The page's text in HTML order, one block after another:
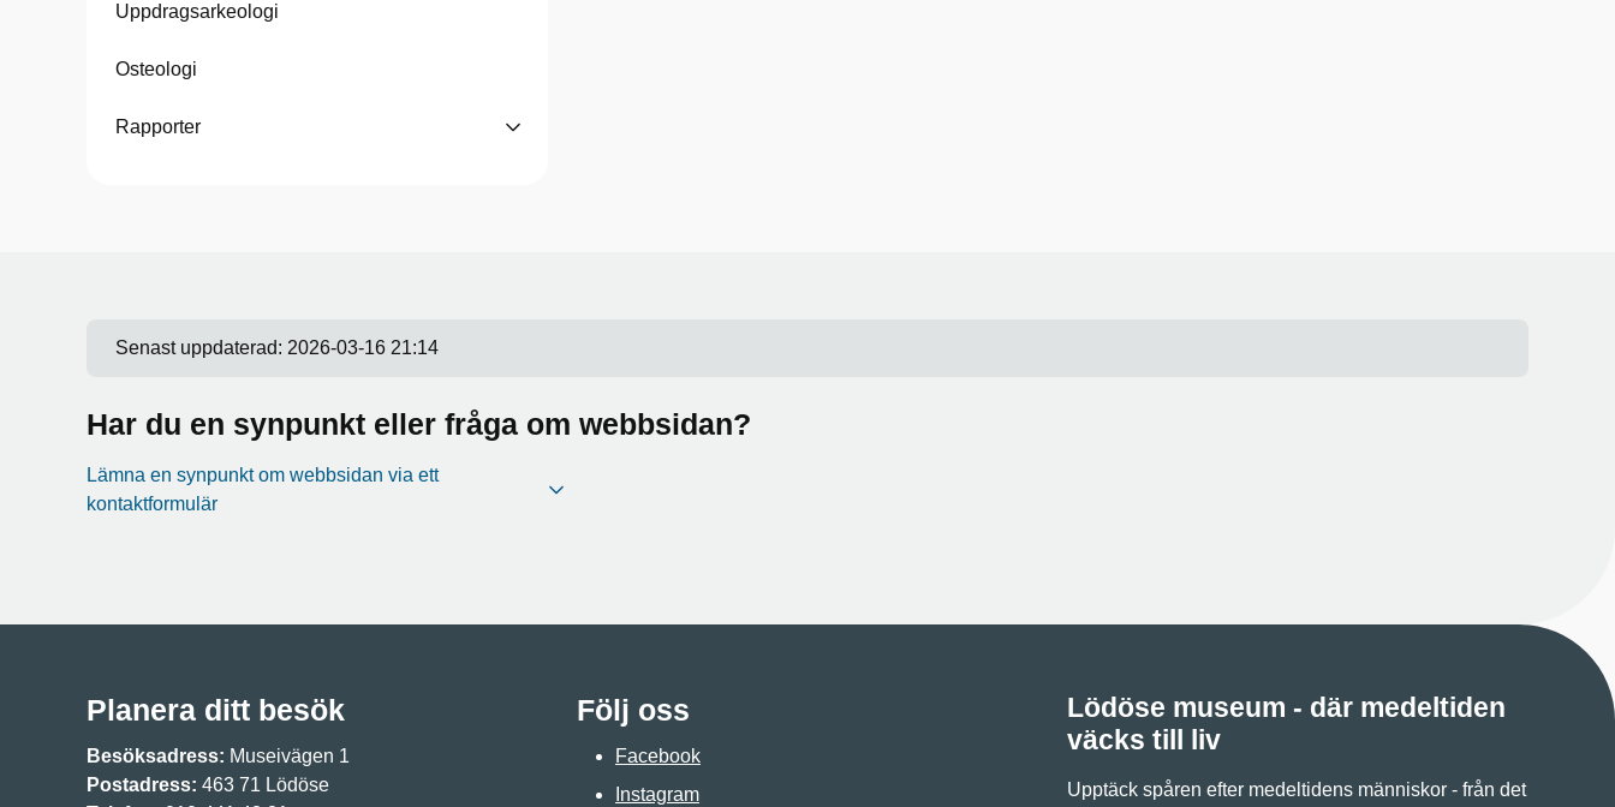
Uppdragsarkeologi
Osteologi
Rapporter
Senast uppdaterad: 2026-03-16 21:14
Har du en synpunkt eller fråga om webbsidan?
Lämna en synpunkt om webbsidan via ett
kontaktformulär
Planera ditt besök
Besöksadress: Museivägen 1
Postadress: 463 71 Lödöse
Följ oss
Facebook
Instagram
Lödöse museum - där medeltiden
väcks till liv
Upptäck spåren efter medeltidens människor - från det